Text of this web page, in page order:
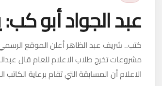
عبد الجواد أبو
كتب.. شريف عبد الظاهر أعلن الموقع
مشروعات تخرج طلاب الاعلام للعام قال
الاعلام أن المسابقة التي تقام برعاية